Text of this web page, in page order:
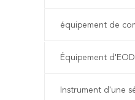
Équipement d'EOD